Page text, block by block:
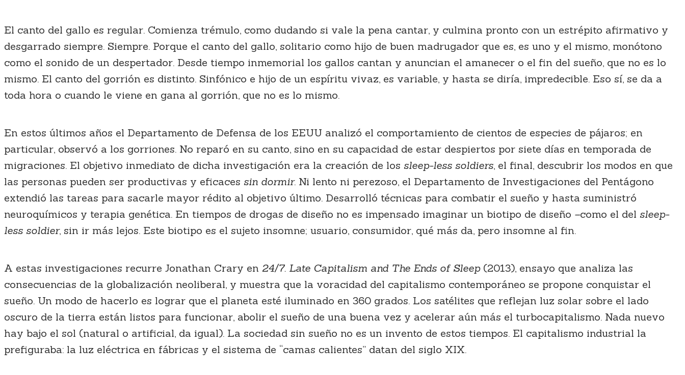
El canto del gallo es regular. Comienza trémulo, como dudando si vale la pena cantar, y culmina pronto con un estrépito afirmativo y
desgarrado siempre. Siempre. Porque el canto del gallo, solitario como hijo de buen madrugador que es, es uno y el mismo, monótono
como el sonido de un despertador. Desde tiempo inmemorial los gallos cantan y anuncian el amanecer o el fin del sueño, que no es lo
mismo. El canto del gorrión es distinto. Sinfónico e hijo de un espíritu vivaz, es variable, y hasta se diría, impredecible. Eso sí, se da a
toda hora o cuando le viene en gana al gorrión, que no es lo mismo.
En estos últimos años el Departamento de Defensa de los EEUU analizó el comportamiento de cientos de especies de pájaros; en
particular, observó a los gorriones. No reparó en su canto, sino en su capacidad de estar despiertos por siete días en temporada de
migraciones. El objetivo inmediato de dicha investigación era la creación de los sleep-less soldiers, el final, descubrir los modos en que
las personas pueden ser productivas y eficaces sin dormir. Ni lento ni perezoso, el Departamento de Investigaciones del Pentágono
extendió las tareas para sacarle mayor rédito al objetivo último. Desarrolló técnicas para combatir el sueño y hasta suministró
neuroquímicos y terapia genética. En tiempos de drogas de diseño no es impensado imaginar un biotipo de diseño –como el del sleep-
less soldier, sin ir más lejos. Este biotipo es el sujeto insomne; usuario, consumidor, qué más da, pero insomne al fin.
A estas investigaciones recurre Jonathan Crary en 24/7. Late Capitalism and The Ends of Sleep(2013), ensayo que analiza las
consecuencias de la globalización neoliberal, y muestra que la voracidad del capitalismo contemporáneo se propone conquistar el
sueño. Un modo de hacerlo es lograr que el planeta esté iluminado en 360 grados. Los satélites que reflejan luz solar sobre el lado
oscuro de la tierra están listos para funcionar, abolir el sueño de una buena vez y acelerar aún más el turbocapitalismo. Nada nuevo
hay bajo el sol (natural o artificial, da igual). La sociedad sin sueño no es un invento de estos tiempos. El capitalismo industrial la
prefiguraba: la luz eléctrica en fábricas y el sistema de “camas calientes” datan del siglo XIX.